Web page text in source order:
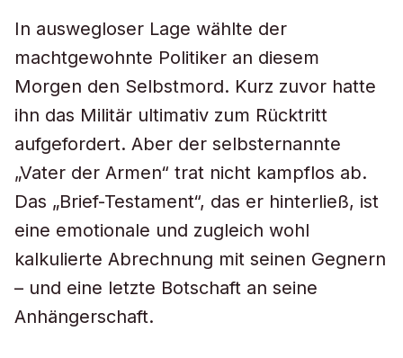
In auswegloser Lage wählte der
machtgewohnte Politiker an diesem
Morgen den Selbstmord. Kurz zuvor hatte
ihn das Militär ultimativ zum Rücktritt
aufgefordert. Aber der selbsternannte
„Vater der Armen“ trat nicht kampflos ab.
Das „Brief-Testament“, das er hinterließ, ist
eine emotionale und zugleich wohl
kalkulierte Abrechnung mit seinen Gegnern
– und eine letzte Botschaft an seine
Anhängerschaft.